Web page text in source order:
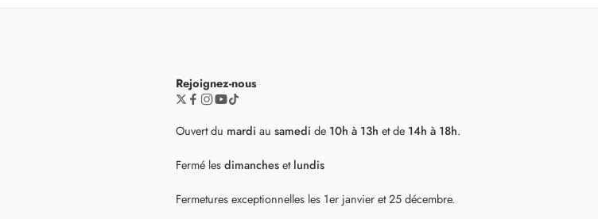
Rejoignez-nous
Ouvert du mardi ausamedi de 10h à 13het de 14h à 18h.
Fermé lesdimanchesetlundis
Fermetures exceptionnelles les 1er janvier et 25 décembre.